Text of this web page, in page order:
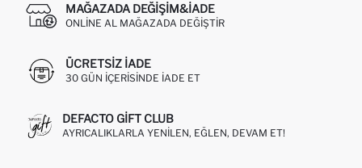
MAĞAZADA DEĞIŞIM&İADE
ONLINE AL MAĞAZADA DEĞIŞTIR
ÜCRETSIZ IADE
30 GÜN IÇERISINDE IADE ET
DEFACTO GIFT CLUB
AYRICALIKLARLA YENILEN, EĞLEN, DEVAM ET!